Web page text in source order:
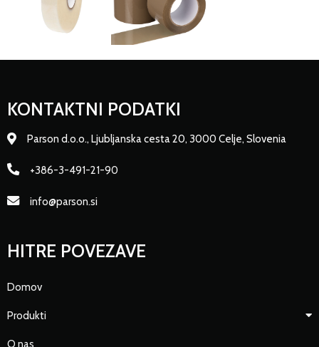
KONTAKTNI PODATKI
Parson d.o.o., Ljubljanska cesta 20, 3000 Celje, Slovenia
+386-3-491-21-90
info@parson.si
HITRE POVEZAVE
Domov
Produkti
O nas